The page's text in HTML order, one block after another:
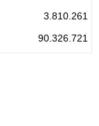
3.810.261
90.326.721